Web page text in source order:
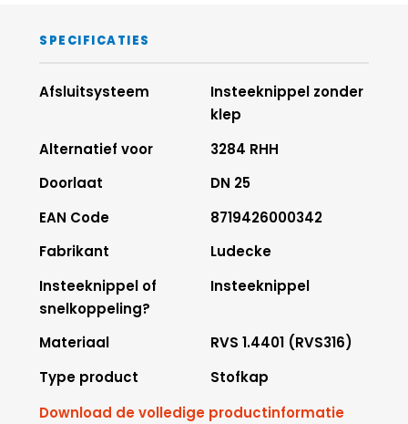
SPECIFICATIES
Afsluitsysteem
Insteeknippel zonder
klep
Alternatief voor
3284 RHH
Doorlaat
DN 25
EAN Code
8719426000342
Fabrikant
Ludecke
Insteeknippel of
snelkoppeling?
Insteeknippel
Materiaal
RVS 1.4401 (RVS316)
Type product
Stofkap
Download de volledige productinformatie